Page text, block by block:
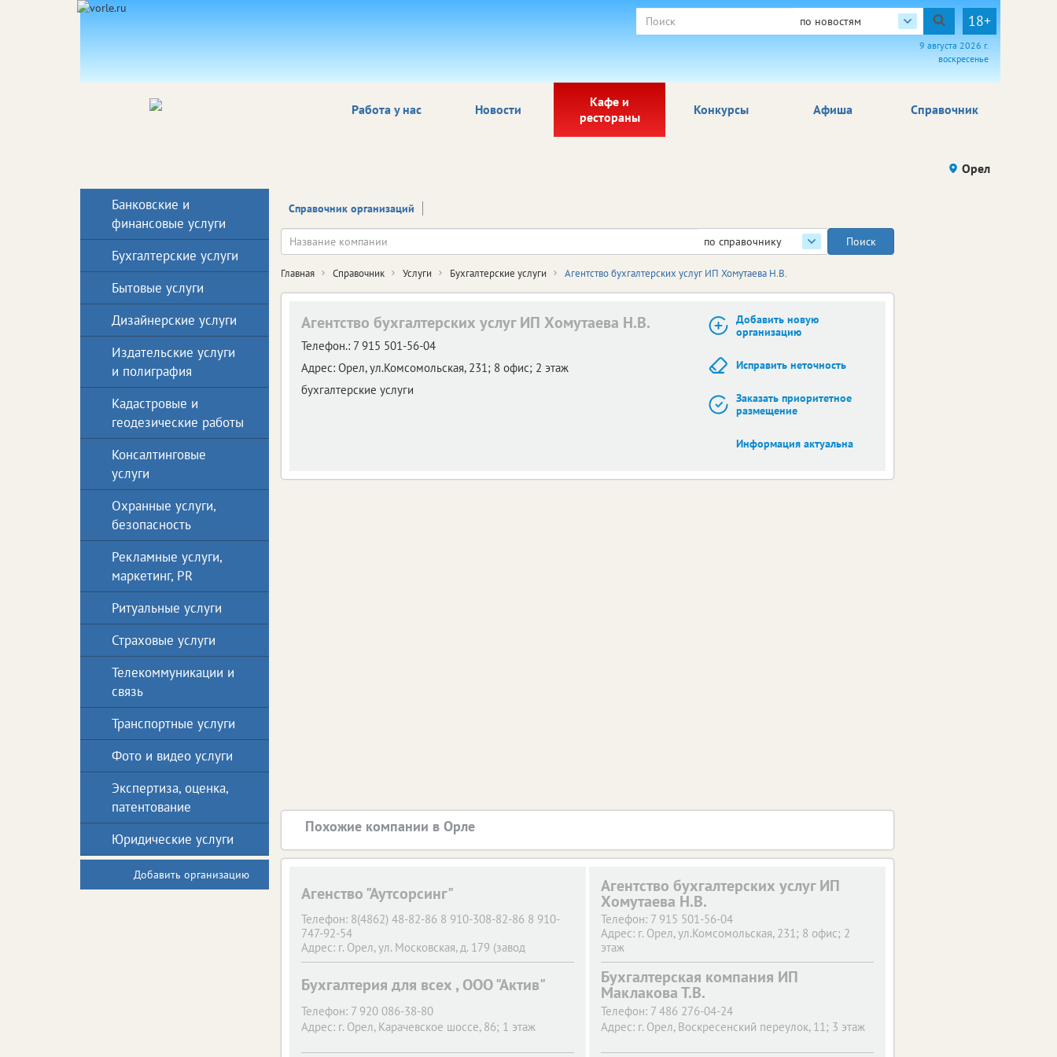
по новостям 18+
9 августа 2026 г.
воскресенье
Работа у нас Новости
Кафе и
рестораны
Афиша Справочник
Конкурсы
Орел
Справочник организаций
по справочнику
Главная Справочник Услуги Бухгалтерские услуги Агентство бухгалтерских услуг ИП Хомутаева Н.В.
Агентство бухгалтерских услуг ИП Хомутаева Н.В.
Телефон.: 7 915 501-56-04
Адрес: Орел,ул.Комсомольская, 231; 8 офис; 2 этаж
бухгалтерские услуги
Добавить новую
организацию
Исправить неточность
Заказать приоритетное
размещение
Информация актуальна
Похожие компании в Орле
Агенство "Аутсорсинг"
Телефон: 8(4862) 48-82-86 8 910-308-82-86 8 910-
747-92-54
Адрес: г. Орел, ул. Московская, д. 179 (завод
ПРОМТЕХМОНТАЖ)
Агентство бухгалтерских услуг ИП
Хомутаева Н.В.
Телефон: 7 915 501-56-04
Адрес: г. Орел, ул.Комсомольская, 231; 8 офис; 2
этаж
Бухгалтерия для всех , ООО "Актив"
Телефон: 7 920 086-38-80
Адрес: г. Орел, Карачевское шоссе, 86; 1 этаж
Бухгалтерская компания ИП
Маклакова Т.В.
Телефон: 7 486 276-04-24
Адрес: г. Орел, Воскресенский переулок, 11; 3 этаж
Банковские и
финансовые услуги
Бухгалтерские услуги
Бытовые услуги
Дизайнерские услуги
Издательские услуги
и полиграфия
Кадастровые и
геодезические работы
Консалтинговые
услуги
Охранные услуги,
безопасность
Рекламные услуги,
маркетинг, PR
Ритуальные услуги
Страховые услуги
Телекоммуникации и
связь
Транспортные услуги
Фото и видео услуги
Экспертиза, оценка,
патентование
Юридические услуги
Добавить организацию